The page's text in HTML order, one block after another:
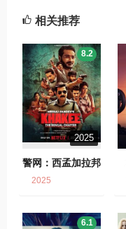
相关推荐
2025
警网：西孟加拉邦
8.2
2025
6.1